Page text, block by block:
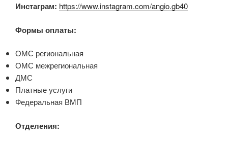
Инстаграм: https://www.instagram.com/angio.gb40
Формы оплаты:
ОМС региональная
ОМС межрегиональная
ДМС
Платные услуги
Федеральная ВМП
Отделения: